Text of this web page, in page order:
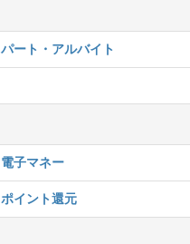
パート・アルバイト
電子マネー
ポイント還元